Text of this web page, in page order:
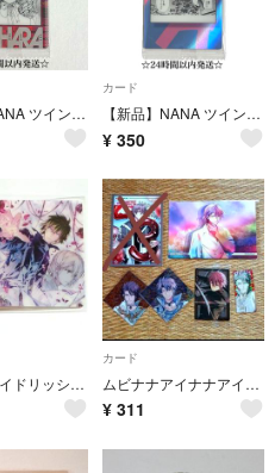
【新品】NANA ツインウエハースカード 上原美里 キャラクターカード C-10 トレカ
カード
【新品】NANA ツインウエハースカード 章司 名言カード M-18 トレカ
¥ 350
アイナナアイドリッシュセブン展示会ジャケットビジュアルクリアカード大和千巳波原作
カード
ムビナナアイナナアイドリッシュセブン悠トウマ御堂虎於カードシートまとめ
¥ 311